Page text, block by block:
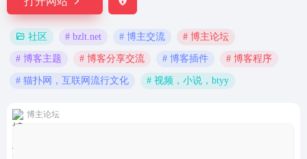
社区 # bzlt.net # 博主交流 # 博主论坛
# 博客主题 # 博客分享交流 # 博客插件 # 博客程序
# 猫扑网，互联网流行文化 # 视频，小说，btyy
博主论坛